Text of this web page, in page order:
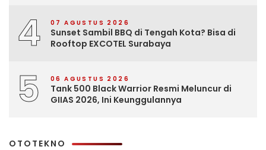
4 07 AGUSTUS 2026
Sunset Sambil BBQ di Tengah Kota? Bisa di
Rooftop EXCOTEL Surabaya
5 06 AGUSTUS 2026
Tank 500 Black Warrior Resmi Meluncur di
GIIAS 2026, Ini Keunggulannya
OTOTEKNO